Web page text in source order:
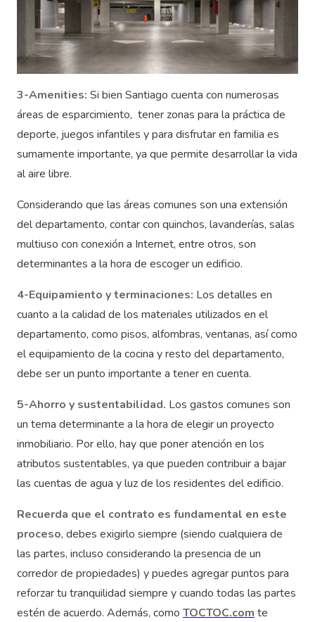
3-Amenities: Si bien Santiago cuenta con numerosas
áreas de esparcimiento, tener zonas para la práctica de
deporte, juegos infantiles y para disfrutar en familia es
sumamente importante, ya que permite desarrollar la vida
al aire libre.
Considerando que las áreas comunes son una extensión
del departamento, contar con quinchos, lavanderías, salas
multiuso con conexión a Internet, entre otros, son
determinantes a la hora de escoger un edificio.
4-Equipamiento y terminaciones: Los detalles en
cuanto a la calidad de los materiales utilizados en el
departamento, como pisos, alfombras, ventanas, así como
el equipamiento de la cocina y resto del departamento,
debe ser un punto importante a tener en cuenta.
5-Ahorro y sustentabilidad. Los gastos comunes son
un tema determinante a la hora de elegir un proyecto
inmobiliario. Por ello, hay que poner atención en los
atributos sustentables, ya que pueden contribuir a bajar
las cuentas de agua y luz de los residentes del edificio.
Recuerda que el contrato es fundamental en este
proceso, debes exigirlo siempre (siendo cualquiera de
las partes, incluso considerando la presencia de un
corredor de propiedades) y puedes agregar puntos para
reforzar tu tranquilidad siempre y cuando todas las partes
estén de acuerdo. Además, como TOCTOC.com te